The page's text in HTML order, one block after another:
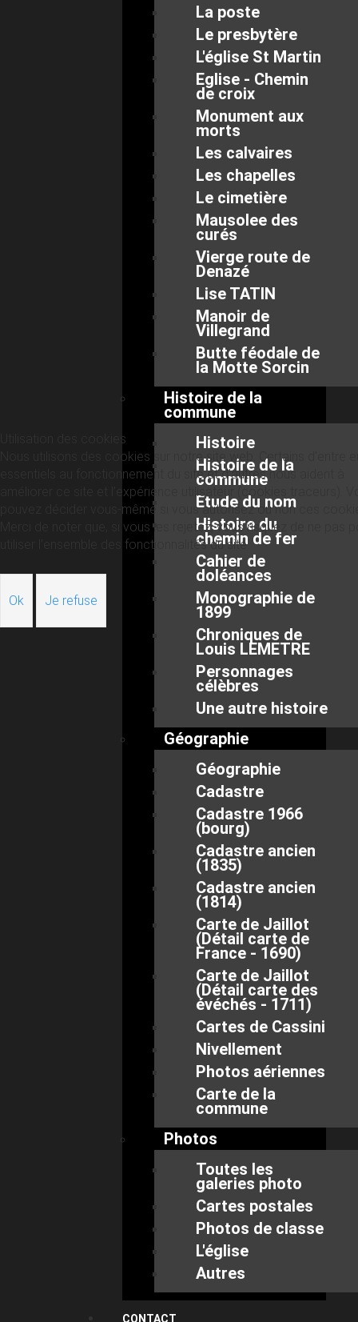
La poste
Le presbytère
L'église St Martin
Eglise - Chemin
de croix
Monument aux
morts
Les calvaires
Les chapelles
Le cimetière
Mausolee des
curés
Vierge route de
Denazé
Lise TATIN
Manoir de
Villegrand
Butte féodale de
la Motte Sorcin
Histoire de la
commune
Histoire
Histoire de la
commune
Etude du nom
Histoire du
chemin de fer
Cahier de
doléances
Monographie de
1899
Chroniques de
Louis LEMETRE
Personnages
célèbres
Une autre histoire
Géographie
Géographie
Cadastre
Cadastre 1966
(bourg)
Cadastre ancien
(1835)
Cadastre ancien
(1814)
Carte de Jaillot
(Détail carte de
France - 1690)
Carte de Jaillot
(Détail carte des
évéchés - 1711)
Cartes de Cassini
Nivellement
Photos aériennes
Carte de la
commune
Photos
Toutes les
galeries photo
Cartes postales
Photos de classe
L'église
Autres
CONTACT
Utilisation des cookies
Nous utilisons des cookies sur notre site web. Certains d’entre
essentiels au fonctionnement du site et d’autres nous aident à
améliorer ce site et l’expérience utilisateur (cookies traceurs).
pouvez décider vous-même si vous autorisez ou non ces
Merci de noter que, si vous les rejetez, vous risquez de ne pas
utiliser l’ensemble des fonctionnalités du site.
Ok Je refuse